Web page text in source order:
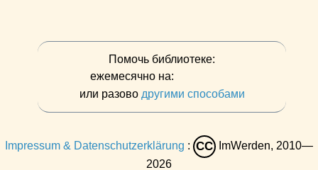
Помочь библиотеке:
ежемесячно на:
или разово другими способами
Impressum & Datenschutzerklärung : CC
ImWerden, 2010—
2026